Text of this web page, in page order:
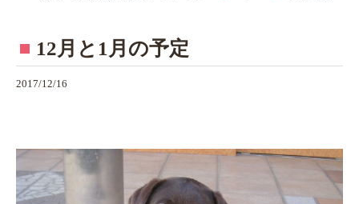
12月と1月の予定
2017/12/16